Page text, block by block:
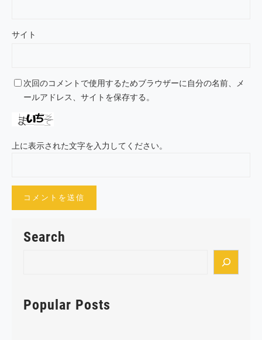
サイト
次回のコメントで使用するためブラウザーに自分の名前、メ
ールアドレス、サイトを保存する。
上に表示された文字を入力してください。
Search
r
cPopular Posts